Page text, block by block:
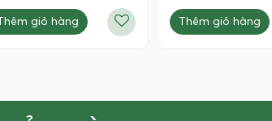
Thêm giỏ hàng Thêm giỏ hàng